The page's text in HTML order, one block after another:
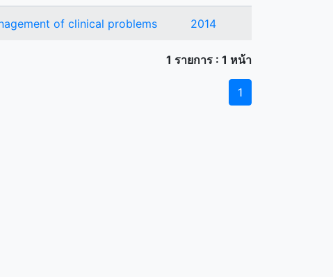
of clinical problems 2014
1 รายการ : 1 หน้า
1